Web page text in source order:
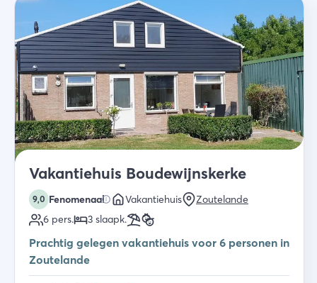
Vakantiehuis Boudewijnskerke
9,0 Fenomenaal Vakantiehuis
Zoutelande
6 pers. 3 slaapk.
Prachtig gelegen vakantiehuis voor 6 personen in
Zoutelande